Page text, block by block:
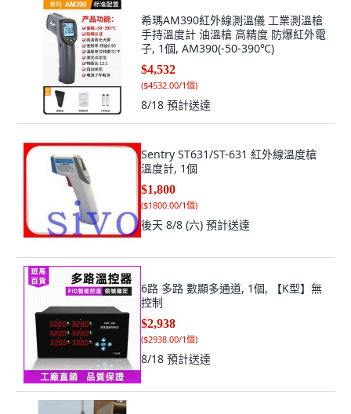
希瑪AM390紅外線測溫儀 工業測溫槍
手持溫度計 油溫槍 高精度 防爆紅外電
子, 1個, AM390(-50-390℃)
$4,532
($4532.00/1個)
8/18 預計送達
Sentry ST631/ST-631 紅外線溫度槍
溫度計, 1個
$1,800
($1800.00/1個)
後天 8/8 (六) 預計送達
6路 多路 數顯多通道, 1個, 【K型】無
控制
$2,938
($2938.00/1個)
8/18 預計送達